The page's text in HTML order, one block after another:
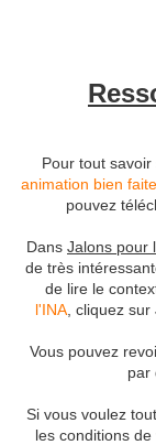
Pour tout
animation bien faite
pouvez
Dans Jalons pour
de très
de lire le
l'INA, cliquez sur
Vous pouvez
par
Si vous voulez
les conditions